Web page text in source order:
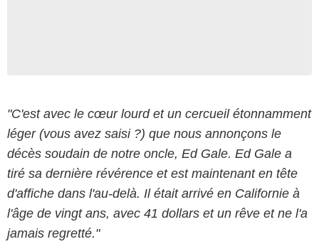
"C'est avec le cœur lourd et un cercueil étonnamment
léger (vous avez saisi ?) que nous annonçons le
décès soudain de notre oncle, Ed Gale. Ed Gale a
tiré sa dernière révérence et est maintenant en tête
d'affiche dans l'au-delà. Il était arrivé en Californie à
l'âge de vingt ans, avec 41 dollars et un rêve et ne l'a
jamais regretté."